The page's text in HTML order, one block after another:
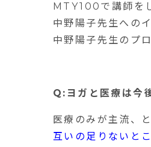
MTY100で講師を
中野陽子先生への
中野陽子先生のプ
Q:ヨガと医療は今
医療のみが主流、
互いの足りないと